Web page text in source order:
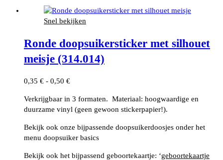
Snel bekijken
Ronde doopsuikersticker met silhouet
meisje (314.014)
0,35 € - 0,50 €Prijsklasse:
tot
0,50 €
Verkrijgbaar in 3 formaten. Materiaal: hoogwaardige en
duurzame vinyl (geen gewoon stickerpapier!).
Bekijk ook onze bijpassende doopsuikerdoosjes onder het
menu doopsuiker basics
Bekijk ook het bijpassend geboortekaartje: ‘geboortekaartje